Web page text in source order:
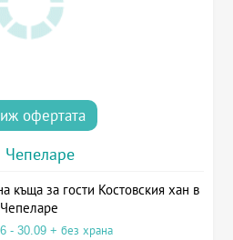
офертата
Чепеларе
къща за гости Костовския хан в
Чепеларе
- 30.09 + без храна